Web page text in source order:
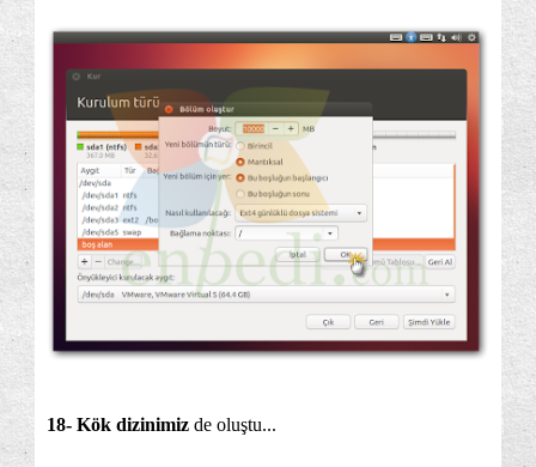
18- Kök dizinimiz de oluştu...